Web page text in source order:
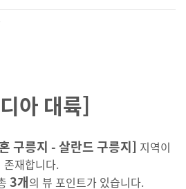
아 대륙]
구릉지 - 살란드 구릉지] 지역이
존재합니다.
3개의 뷰 포인트가 있습니다.